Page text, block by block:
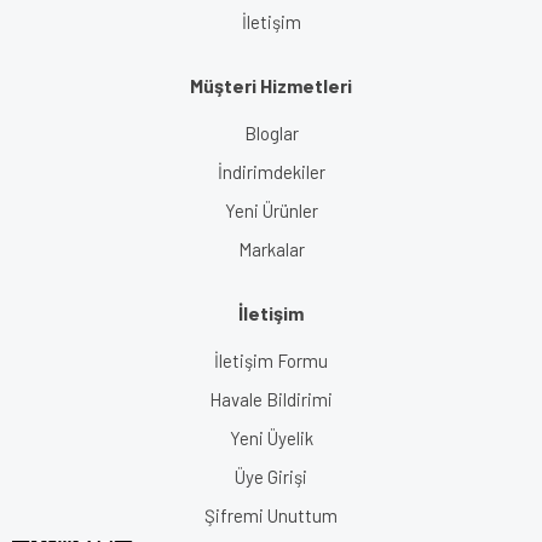
İletişim
Müşteri Hizmetleri
Bloglar
İndirimdekiler
Yeni Ürünler
Markalar
İletişim
İletişim Formu
Havale Bildirimi
Yeni Üyelik
Üye Girişi
Şifremi Unuttum